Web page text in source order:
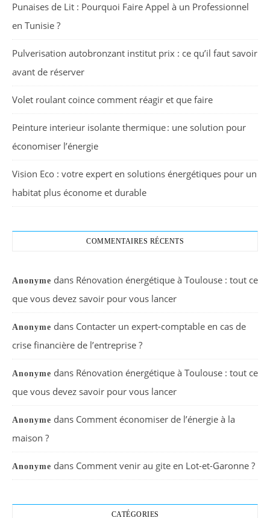
Punaises de Lit : Pourquoi Faire Appel à un Professionnel
en Tunisie ?
Pulverisation autobronzant institut prix : ce qu’il faut savoir
avant de réserver
Volet roulant coince comment réagir et que faire
Peinture interieur isolante thermique : une solution pour
économiser l’énergie
Vision Eco : votre expert en solutions énergétiques pour un
habitat plus économe et durable
COMMENTAIRES RÉCENTS
Anonyme dans Rénovation énergétique à Toulouse : tout ce
que vous devez savoir pour vous lancer
Anonyme dans Contacter un expert-comptable en cas de
crise financière de l’entreprise ?
Anonyme dans Rénovation énergétique à Toulouse : tout ce
que vous devez savoir pour vous lancer
Anonyme dans Comment économiser de l’énergie à la
maison ?
Anonyme dans Comment venir au gite en Lot-et-Garonne ?
CATÉGORIES